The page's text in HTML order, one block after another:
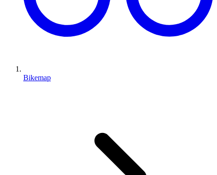
Bikemap